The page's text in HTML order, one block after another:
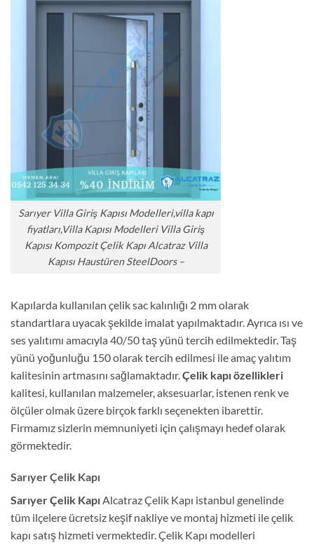
Sarıyer Villa Giriş Kapısı Modelleri,villa kapı
fiyatları,Villa Kapısı Modelleri Villa Giriş
Kapısı Kompozit Çelik Kapı Alcatraz Villa
Kapısı Haustüren SteelDoors –
Kapılarda kullanılan çelik sac kalınlığı 2 mm olarak
standartlara uyacak şekilde imalat yapılmaktadır. Ayrıca ısı ve
ses yalıtımı amacıyla 40/50 taş yünü tercih edilmektedir. Taş
yünü yoğunluğu 150 olarak tercih edilmesi ile amaç yalıtım
kalitesinin artmasını sağlamaktadır. Çelik kapı özellikleri
kalitesi, kullanılan malzemeler, aksesuarlar, istenen renk ve
ölçüler olmak üzere birçok farklı seçenekten ibarettir.
Firmamız sizlerin memnuniyeti için çalışmayı hedef olarak
görmektedir.
Sarıyer Çelik Kapı
Sarıyer Çelik KapıAlcatraz Çelik Kapı istanbul genelinde
tüm ilçelere ücretsiz keşif nakliye ve montaj hizmeti ile çelik
kapı satış hizmeti vermektedir. Çelik Kapı modelleri